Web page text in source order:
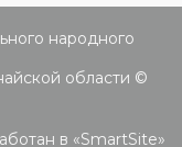
народного
области ©
в «SmartSite»